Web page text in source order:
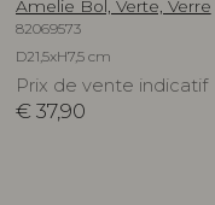
Amelie Bol, Verte, Verre
82069573
D21,5xH7,5 cm
Prix de vente indicatif
€ 37,90